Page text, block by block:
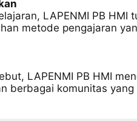
LAPENMI PB HMI
metode pengajaran
LAPENMI PB HMI
berbagai komunitas